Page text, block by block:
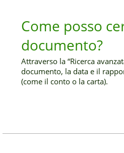
Come posso
documento?
Attraverso la “Ricerca
documento, la data e il
(come il conto o la carta).